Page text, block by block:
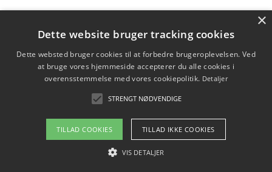
Hvordan kan gaver til unge voksne støtte bevarelsen
Copyright 2026 - Pilanto Aps
Om / kontakt
Blog Betingelser
×
Dette website bruger tracking cookies
Dette websted bruger cookies til at forbedre brugeroplevelsen. Ved
at bruge vores hjemmeside accepterer du alle cookies i
overensstemmelse med vores cookiepolitik. Detaljer
STRENGT NØDVENDIGE
TILLAD COOKIES TILLAD IKKE COOKIES
VIS DETALJER